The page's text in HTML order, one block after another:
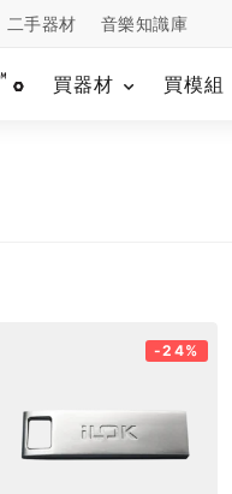
二手器材 音樂知識庫
買器材 買模組
-24%